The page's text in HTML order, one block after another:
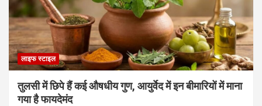
लाइफ स्टाइल
तुलसी में छिपे हैं कई औषधीय गुण, आयुर्वेद में इन बीमारियों में माना
गया है फायदेमंद